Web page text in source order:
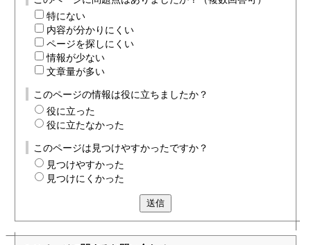
特にない
内容が分かりにくい
ページを探しにくい
情報が少ない
文章量が多い
このページの情報は役に立ちましたか？
役に立った
役に立たなかった
このページは見つけやすかったですか？
見つけやすかった
見つけにくかった
送信